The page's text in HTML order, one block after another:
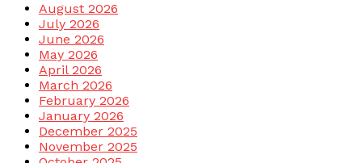
August 2026
July 2026
June 2026
May 2026
April 2026
March 2026
February 2026
January 2026
December 2025
November 2025